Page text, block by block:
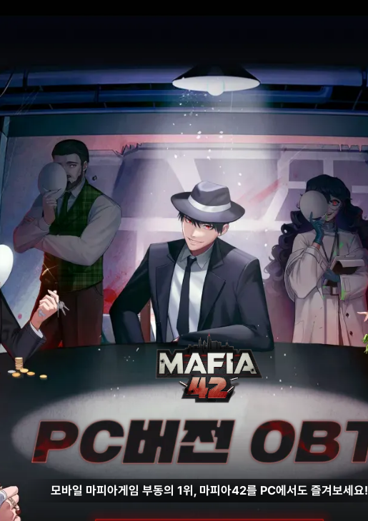
모바일 마피아게임 부동의 1위, 마피아42를 PC에서도 즐겨보세요!